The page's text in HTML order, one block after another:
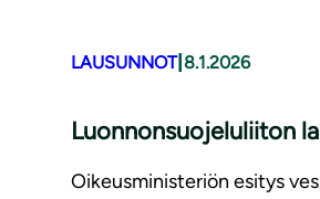
LAUSUNNOT| 8.1.2026
Luonnonsuojeluliiton
Oikeusministeriön esitys